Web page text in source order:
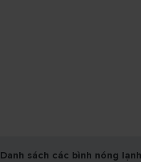
Danh sách các bình nóng